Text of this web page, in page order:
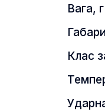
Вага, г
Клас